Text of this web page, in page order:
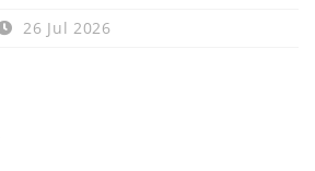
26 Jul 2026